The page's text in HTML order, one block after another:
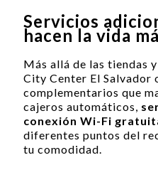
Servicios
hacen la vida
Más allá de las tiendas
City Center El Salvador
complementarios que
cajeros automáticos,
conexión Wi-Fi
diferentes puntos del
tu comodidad.